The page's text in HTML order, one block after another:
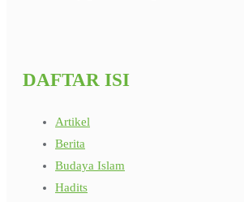
DAFTAR ISI
Artikel
Berita
Budaya Islam
Hadits